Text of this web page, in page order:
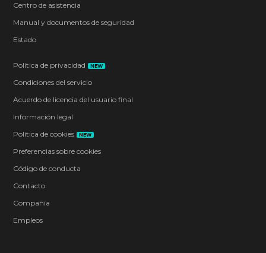
Centro de asistencia
Manual y documentos de seguridad
Estado
Política de privacidad NEW
Condiciones del servicio
Acuerdo de licencia del usuario final
Información legal
Política de cookies
NEW
Preferencias sobre cookies
Código de conducta
Contacto
Compañía
Empleos